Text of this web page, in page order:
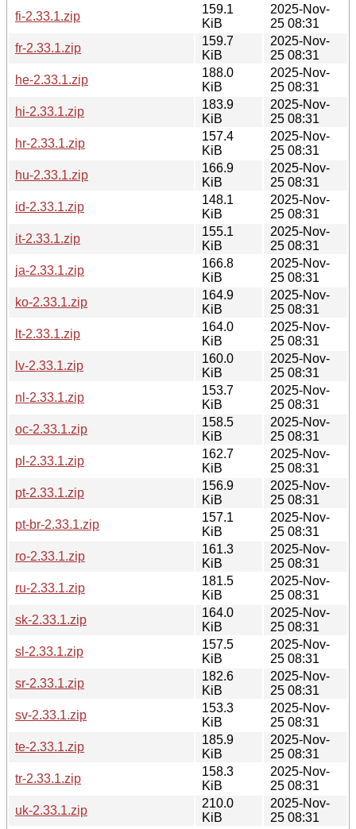
fi-2.33.1.zip
159.1
KiB
2025-Nov-
25 08:31
fr-2.33.1.zip
159.7
KiB
2025-Nov-
25 08:31
he-2.33.1.zip
188.0
KiB
2025-Nov-
25 08:31
hi-2.33.1.zip
183.9
KiB
2025-Nov-
25 08:31
hr-2.33.1.zip
157.4
KiB
2025-Nov-
25 08:31
hu-2.33.1.zip
166.9
KiB
2025-Nov-
25 08:31
id-2.33.1.zip
148.1
KiB
2025-Nov-
25 08:31
it-2.33.1.zip
155.1
KiB
2025-Nov-
25 08:31
ja-2.33.1.zip
166.8
KiB
2025-Nov-
25 08:31
ko-2.33.1.zip
164.9
KiB
2025-Nov-
25 08:31
lt-2.33.1.zip
164.0
KiB
2025-Nov-
25 08:31
lv-2.33.1.zip
160.0
KiB
2025-Nov-
25 08:31
nl-2.33.1.zip
153.7
KiB
2025-Nov-
25 08:31
oc-2.33.1.zip
158.5
KiB
2025-Nov-
25 08:31
pl-2.33.1.zip
162.7
KiB
2025-Nov-
25 08:31
pt-2.33.1.zip
156.9
KiB
2025-Nov-
25 08:31
pt-br-2.33.1.zip
157.1
KiB
2025-Nov-
25 08:31
ro-2.33.1.zip
161.3
KiB
2025-Nov-
25 08:31
ru-2.33.1.zip
181.5
KiB
2025-Nov-
25 08:31
sk-2.33.1.zip
164.0
KiB
2025-Nov-
25 08:31
sl-2.33.1.zip
157.5
KiB
2025-Nov-
25 08:31
sr-2.33.1.zip
182.6
KiB
2025-Nov-
25 08:31
sv-2.33.1.zip
153.3
KiB
2025-Nov-
25 08:31
te-2.33.1.zip
185.9
KiB
2025-Nov-
25 08:31
tr-2.33.1.zip
158.3
KiB
2025-Nov-
25 08:31
uk-2.33.1.zip
210.0
KiB
2025-Nov-
25 08:31